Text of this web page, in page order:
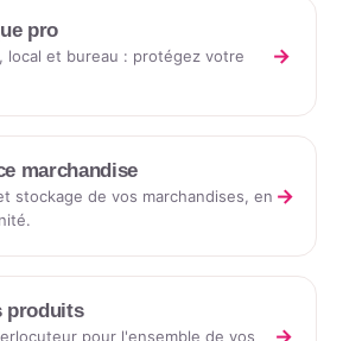
pro
local et bureau : protégez votre
→
marchandise
stockage de vos marchandises, en →
produits
pour l'ensemble de vos
→